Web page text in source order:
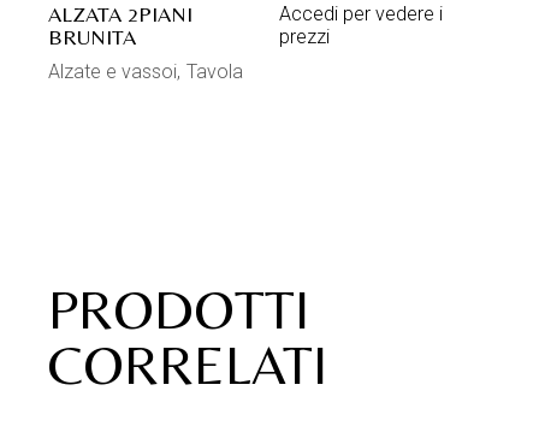
ALZATA 2PIANI
BRUNITA
Accedi per vedere i
prezzi
Alzate e vassoi Tavola
PRODOTTI
CORRELATI